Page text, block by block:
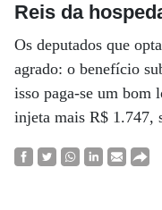
Reis da
Os deputados que
agrado: o benefício
isso paga-se um
injeta mais R$ 1.747,